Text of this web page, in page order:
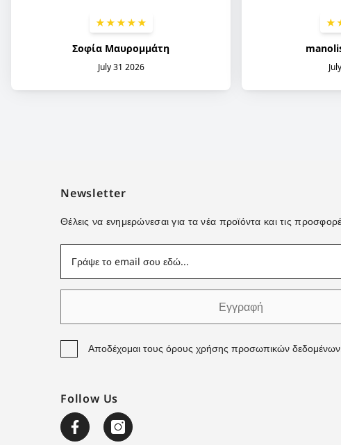
Newsletter
Θέλεις να ενημερώνεσαι για τα νέα προϊόντα και τις
Εγγραφή
Αποδέχομαι τους όρους χρήσης προσωπικών
Follow Us